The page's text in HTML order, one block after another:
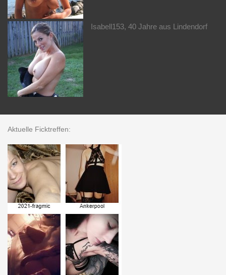
Isabell153, 40 Jahre aus Lindendorf
Aktuelle Ficktreffen: